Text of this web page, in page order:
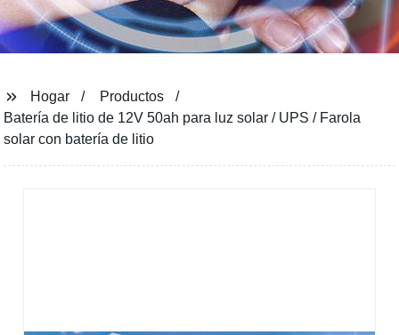
Hogar
Productos
Batería de litio de 12V 50ah para luz solar / UPS / Farola
solar con batería de litio